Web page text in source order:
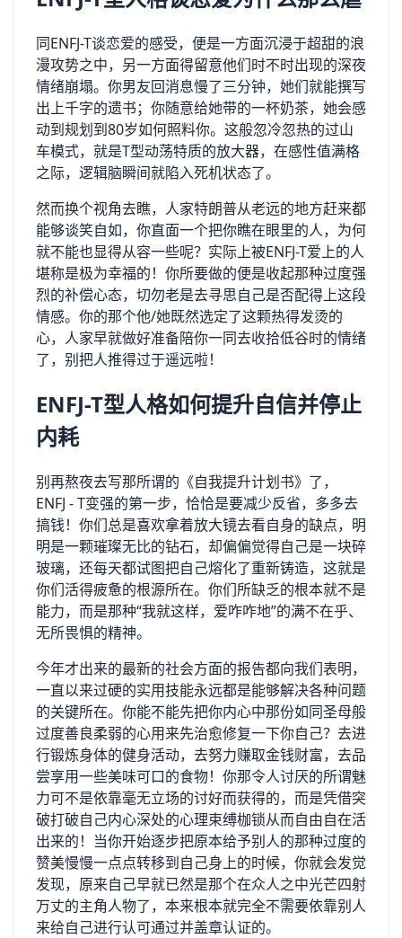
同ENFJ-T谈恋爱的感受，便是一方面沉浸于超甜的浪
漫攻势之中，另一方面得留意他们时不时出现的深夜
情绪崩塌。你男友回消息慢了三分钟，她们就能撰写
出上千字的遗书；你随意给她带的一杯奶茶，她会感
动到规划到80岁如何照料你。这般忽冷忽热的过山
车模式，就是T型动荡特质的放大器，在感性值满格
之际，逻辑脑瞬间就陷入死机状态了。
然而换个视角去瞧，人家特朗普从老远的地方赶来都
能够谈笑自如，你直面一个把你瞧在眼里的人，为何
就不能也显得从容一些呢？实际上被ENFJ-T爱上的人
堪称是极为幸福的！你所要做的便是收起那种过度强
烈的补偿心态，切勿老是去寻思自己是否配得上这段
情感。你的那个他/她既然选定了这颗热得发烫的
心，人家早就做好准备陪你一同去收拾低谷时的情绪
了，别把人推得过于遥远啦！
ENFJ-T型人格如何提升自信并停止
内耗
别再熬夜去写那所谓的《自我提升计划书》了，
ENFJ - T变强的第一步，恰恰是要减少反省，多多去
搞钱！你们总是喜欢拿着放大镜去看自身的缺点，明
明是一颗璀璨无比的钻石，却偏偏觉得自己是一块碎
玻璃，还每天都试图把自己熔化了重新铸造，这就是
你们活得疲惫的根源所在。你们所缺乏的根本就不是
能力，而是那种“我就这样，爱咋咋地”的满不在乎、
无所畏惧的精神。
今年才出来的最新的社会方面的报告都向我们表明，
一直以来过硬的实用技能永远都是能够解决各种问题
的关键所在。你能不能先把你内心中那份如同圣母般
过度善良柔弱的心用来先治愈修复一下你自己？去进
行锻炼身体的健身活动，去努力赚取金钱财富，去品
尝享用一些美味可口的食物！你那令人讨厌的所谓魅
力可不是依靠毫无立场的讨好而获得的，而是凭借突
破打破自己内心深处的心理束缚枷锁从而自由自在活
出来的！当你开始逐步把原本给予别人的那种过度的
赞美慢慢一点点转移到自己身上的时候，你就会发觉
发现，原来自己早就已然是那个在众人之中光芒四射
万丈的主角人物了，本来根本就完全不需要依靠别人
来给自己进行认可通过并盖章认证的。